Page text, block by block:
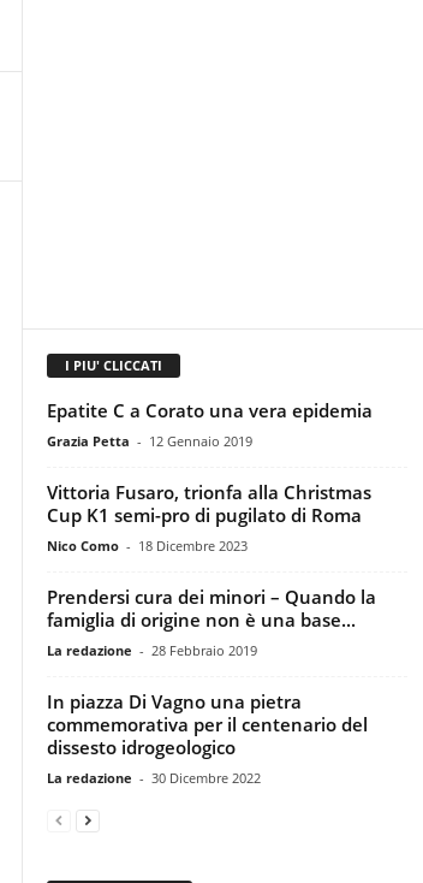
I PIU' CLICCATI
Epatite C a Corato una vera epidemia
Grazia Petta - 12 Gennaio 2019
Vittoria Fusaro, trionfa alla Christmas
Cup K1 semi-pro di pugilato di Roma
Nico Como - 18 Dicembre 2023
Prendersi cura dei minori – Quando la
famiglia di origine non è una base...
La redazione - 28 Febbraio 2019
In piazza Di Vagno una pietra
commemorativa per il centenario del
dissesto idrogeologico
La redazione - 30 Dicembre 2022